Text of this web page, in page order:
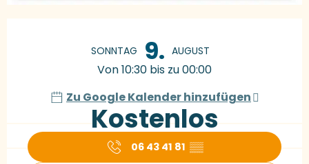
SONNTAG 9. AUGUST
Von 10:30 bis zu 00:00
Zu Google Kalender hinzufügen
Kostenlos
06 43 41 81 ▒▒